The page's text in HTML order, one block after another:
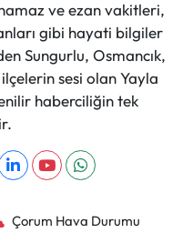
ve ezan vakitleri,
gibi hayati bilgiler
Sungurlu, Osmancık,
sesi olan Yayla
haberciliğin tek
Çorum Hava Durumu